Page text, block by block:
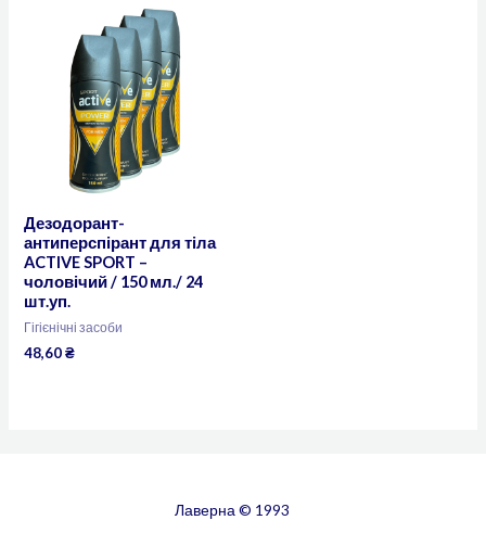
Дезодорант-
антиперспірант для тіла
ACTIVE SPORT –
чоловічий / 150 мл./ 24
шт.уп.
Гігієнічні засоби
48,60₴
Лаверна © 1993